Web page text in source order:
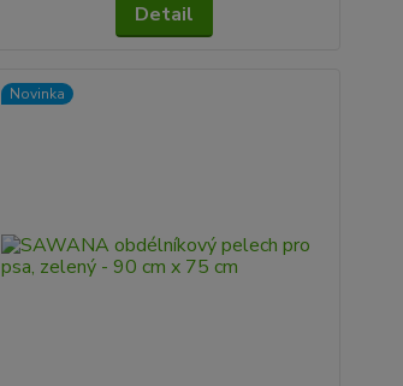
Detail
Novinka